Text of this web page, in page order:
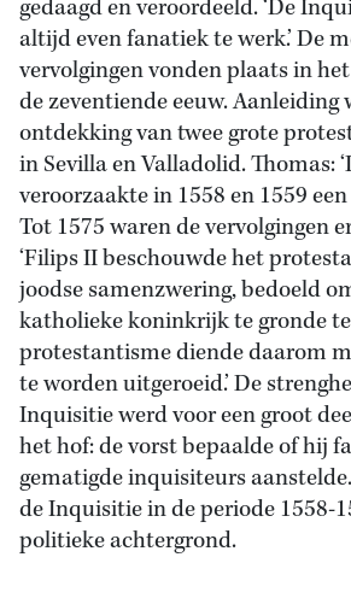
gedaagd en veroordeeld. ‘De
altijd even fanatiek te werk.’ De
vervolgingen vonden plaats in
de zeventiende eeuw. Aanleiding
ontdekking van twee grote
in Sevilla en Valladolid. Thomas:
veroorzaakte in 1558 en 1559 een
Tot 1575 waren de vervolgingen
‘Filips II beschouwde het
joodse samenzwering, bedoeld
katholieke koninkrijk te gronde
protestantisme diende daarom
te worden uitgeroeid.’ De
Inquisitie werd voor een groot
het hof: de vorst bepaalde of hij
gematigde inquisiteurs
de Inquisitie in de periode 1558-
politieke achtergrond.